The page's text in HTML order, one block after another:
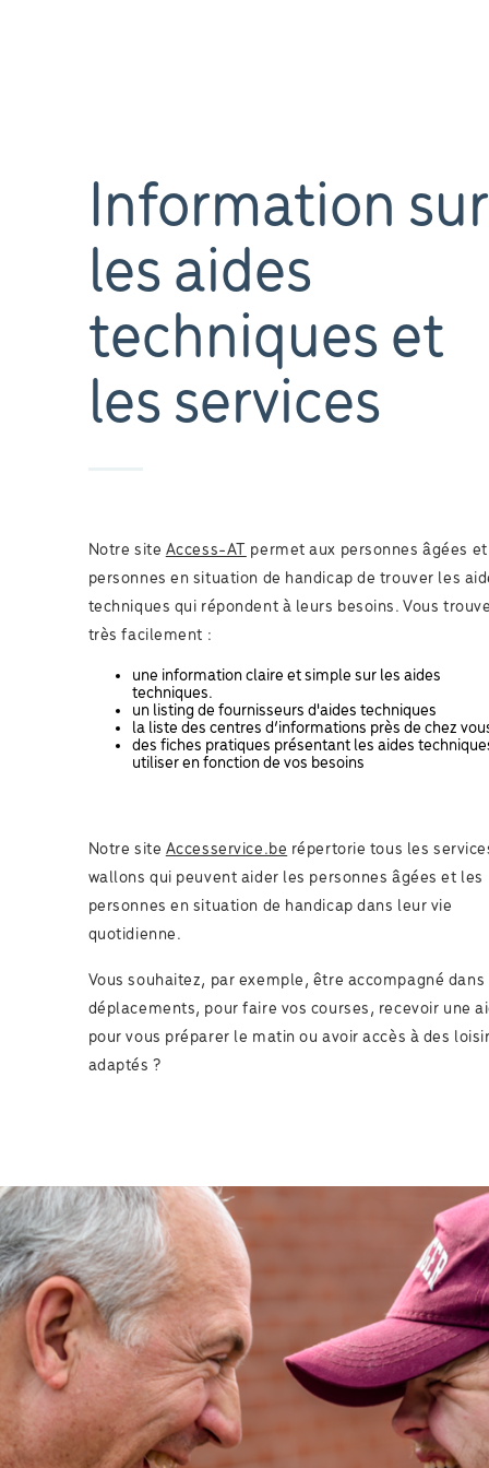
Information sur
les aides
techniques et
les services
Notre site Access-AT permet aux personnes âgées
personnes en situation de handicap de trouver les
techniques qui répondent à leurs besoins. Vous
très facilement :
une information claire et simple sur les aides
techniques.
un listing de fournisseurs d'aides techniques
la liste des centres d’informations près de chez
des fiches pratiques présentant les aides
utiliser en fonction de vos besoins
Notre site Accesservice.be répertorie tous les
wallons qui peuvent aider les personnes âgées et les
personnes en situation de handicap dans leur vie
quotidienne.
Vous souhaitez, par exemple, être accompagné dans
déplacements, pour faire vos courses, recevoir une
pour vous préparer le matin ou avoir accès à des
adaptés ?